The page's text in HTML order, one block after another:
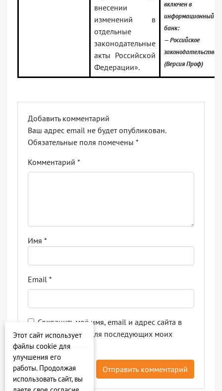
внесении
изменений в
отдельные
законодательные
акты Российской
Федерации».
включен в
информационный
банк:
— Российское
законодательство
(Версия Проф)
Добавить комментарий
Ваш адрес email не будет опубликован.
Обязательные поля помечены *
Комментарий *
Имя *
Email *
Сохранить моё имя, email и адрес сайта в
этом браузере для последующих моих
комментариев.
Этот сайт использует
файлы cookie для
улучшения его
работы. Продолжая
использовать сайт, вы